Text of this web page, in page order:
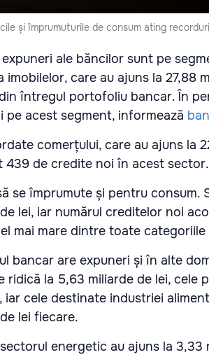
și împrumuturile de consum ating
ale băncilor sunt pe
care au ajuns la 27,88
întregul portofoliu bancar. În
acest segment, informează
comerțului, care au ajuns la
439 de credite noi în acest sector.
se împrumute și pentru consum.
lei, iar numărul creditelor noi
mai mare dintre toate categoriile
bancar are expuneri și în alte
la 5,63 miliarde de lei, cele
cele destinate industriei
lei fiecare.
energetic au ajuns la 3,33